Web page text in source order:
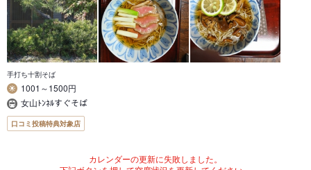
手打ち十割そば
1001～1500円
女山ﾄﾝﾈﾙすぐそば
口コミ投稿特典対象店
カレンダーの更新に失敗しました。